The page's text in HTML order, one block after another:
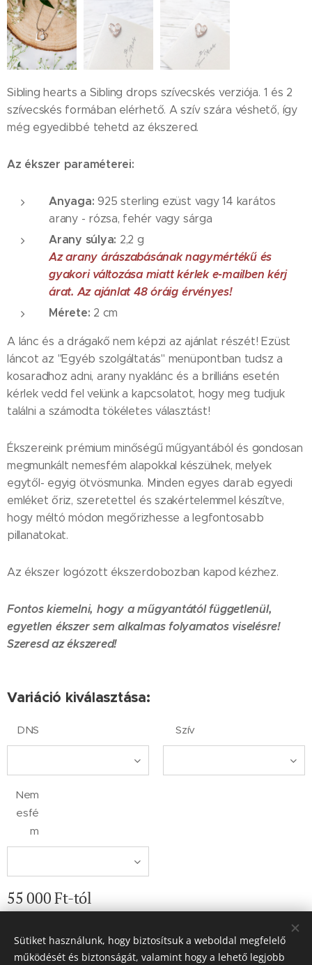
Sibling hearts a Sibling drops szívecskés verziója. 1 és 2
szívecskés formában elérhető. A szív szára véshető, így
még egyedibbé tehetd az ékszered.
Az ékszer paraméterei:
Anyaga:925 sterling ezüst vagy 14 karátos
arany - rózsa, fehér vagy sárga
Arany súlya: 2,2 g
Az arany árászabásának nagymértékű és
gyakori változása miatt kérlek e-mailben kérj
árat. Az ajánlat 48 óráig érvényes!
Mérete: 2 cm
A lánc és a drágakő nem képzi az ajánlat részét! Ezüst
láncot az "Egyéb szolgáltatás" menüpontban tudsz a
kosaradhoz adni, arany nyaklánc és a brilliáns esetén
kérlek vedd fel velünk a kapcsolatot, hogy meg tudjuk
találni a számodta tökéletes választást!
Ékszereink prémium minőségű műgyantából és gondosan
megmunkált nemesfém alapokkal készülnek, melyek
egytől- egyig ötvösmunka. Minden egyes darab egyedi
emléket őriz, szeretettel és szakértelemmel készítve,
hogy méltó módon megőrizhesse a legfontosabb
pillanatokat.
Az ékszer logózott ékszerdobozban kapod kézhez.
Fontos kiemelni, hogy a műgyantától függetlenül,
egyetlen ékszer sem alkalmas folyamatos viselésre!
Szeresd az ékszered!
Variáció kiválasztása:
DNS Szív
Nem
esfé
m
55 000Ft-tól
© 2019 Fanna Műhelye Kézműves ajándékok és
Sütiket használunk, hogy biztosítsuk a weboldal megfelelő
működését és biztonságát, valamint hogy a lehető legjobb